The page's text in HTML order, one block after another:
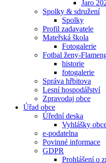
Jaro
Spolky & sdružení
Spolky
Profil zadavatele
Mateřská škola
Fotogalerie
Fotbal ženy-
historie
fotogalerie
Správa hřbitova
Lesní hospodářství
Zpravodaj obce
Úřad obce
Úřední deska
Vyhlášky
e-podatelna
Povinné informace
GDPR
Prohlášení o